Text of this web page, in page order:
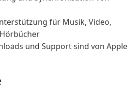
für Musik, Video,
und Support sind von Apple